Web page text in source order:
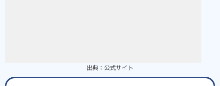
出典： 公式サイト